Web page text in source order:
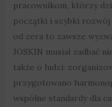
pracownikom, którzy
początki i szybki rozwój
od zera to zawsze
JOSKIN musiał zadbać
także o ludzi:
przygotowano
wspólne standardy dla